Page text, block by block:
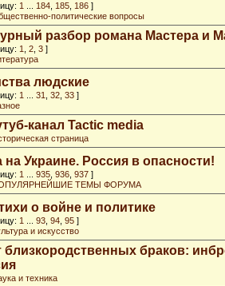
1 184 185 186 ]
политические вопросы
разбор романа Мастера и
1 2 3 ]
людские
1 31 32 33 ]
канал Tactic media
страница
на Украине. Россия в опасности!
1 935 936 937 ]
ТЕМЫ ФОРУМА
о войне и политике
1 93 94 95 ]
и искусство
близкородственных браков:
и техника